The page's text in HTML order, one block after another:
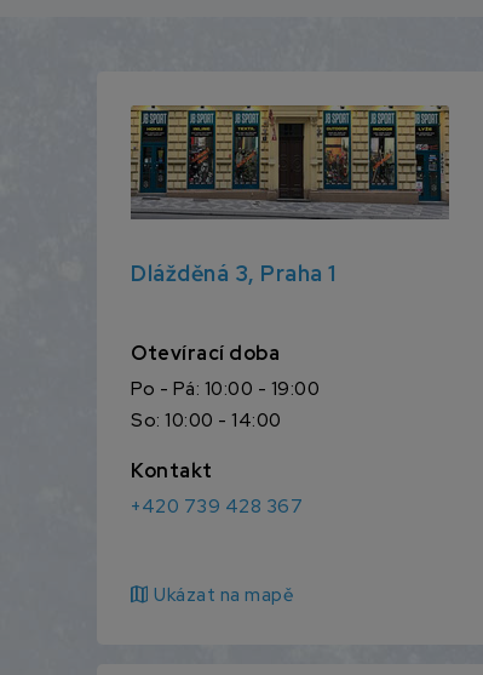
Dlážděná 3, Praha 1
Otevírací doba
Po - Pá: 10:00 - 19:00
So: 10:00 - 14:00
Kontakt
+420 739 428 367
map Ukázat na mapě